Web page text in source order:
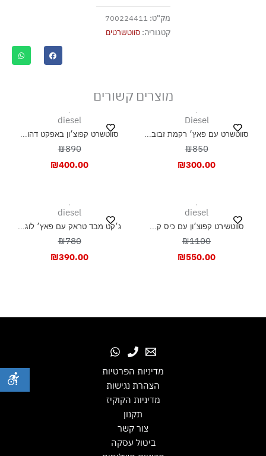
גיהוץ בחום נמוך
אסור לנקות בניקוי יבש
מק"ט: 700224411
קטגוריה:סווטשרטים
מוצרים קשורים
Diesel
סווטשרט עם פאץ׳ רקמת זבוב...
₪850
₪300.00
diesel
סווטשרט קפוצ׳ון באפקט דהו...
₪890
₪400.00
diesel
סווטשירט קפוצ׳ון עם כיס ק...
₪1100
₪550.00
diesel
ג׳קט מבד טראק עם פאץ׳ לוג...
₪780
₪390.00
מדיניות הפרטיות
הצהרת נגישות
מדיניות הקוקיז
תקנון
צור קשר
ביטול עסקה